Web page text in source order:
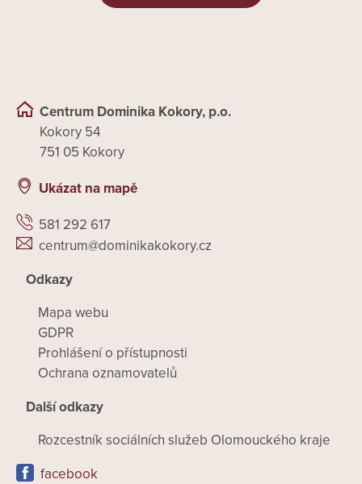
Centrum Dominika Kokory, p.o.
Kokory 54
751 05 Kokory
Ukázat na mapě
581 292 617
centrum@dominikakokory.cz
Odkazy
Mapa webu
GDPR
Prohlášení o přístupnosti
Ochrana oznamovatelů
Další odkazy
Rozcestník sociálních služeb Olomouckého kraje
facebook